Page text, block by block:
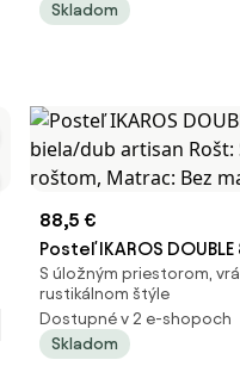
Skladom
88,5 €
Posteľ IKAROS
biela/dub artisan
roštom, Matrac: Bez
S úložným priestorom,
rustikálnom štýle
Dostupné v 2 e-shopoch
Skladom